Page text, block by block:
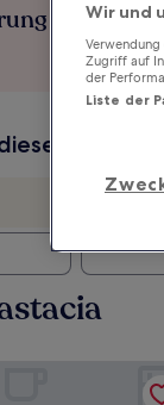
bei
Daten
Wir und
Zugriff auf
der
Liste der